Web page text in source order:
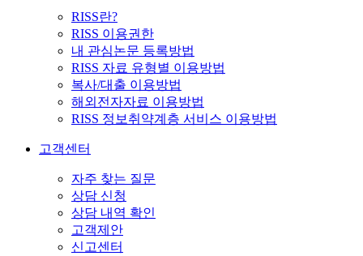
RISS란?
RISS 이용권한
내 관심논문 등록방법
RISS 자료 유형별 이용방법
복사/대출 이용방법
해외전자자료 이용방법
RISS 정보취약계층 서비스 이용방법
고객센터
자주 찾는 질문
상담 신청
상담 내역 확인
고객제안
신고센터